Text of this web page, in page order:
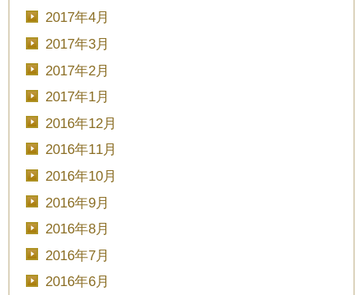
2017年4月
2017年3月
2017年2月
2017年1月
2016年12月
2016年11月
2016年10月
2016年9月
2016年8月
2016年7月
2016年6月